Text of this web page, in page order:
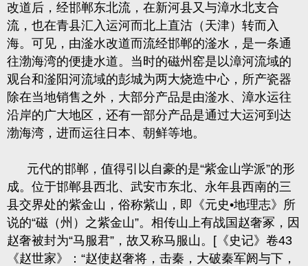
改道后，经邯郸东北流，在新河县又与漳水北支合
流，也在青县汇入运河而北上直沽（天津）转而入
海。可见，由滏水改道而流经邯郸的滏水，是一条通
往渤海湾的便捷水道。当时的磁州窑是以漳河流域的
观台和滏阳河流域的彭城为两大烧造中心，所产瓷器
除在当地销售之外，大部分产品是由滏水、漳水运往
沿岸的广大地区，还有一部分产品是通过大运河到达
渤海湾，进而运往日本、朝鲜等地。
元代的邯郸，值得引以自豪的是“紫金山学派”的形
成。位于邯郸县西北、武安市东北、永年县西南的三
县交界处的紫金山，俗称紫山，即《元史•地理志》所
说的“磁（州）之紫金山”。相传山上有战国赵奢冢，因
赵奢被封为“马服君”，故又称马服山。 [ 《史记》卷43
《赵世家》：“赵使赵奢将，击秦，大破秦军阏与下，